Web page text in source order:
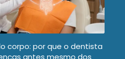
corpo: por que o dentista
antes mesmo dos